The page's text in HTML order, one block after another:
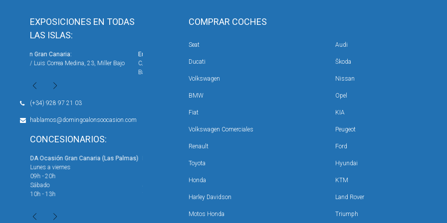
EXPOSICIONES EN TODAS
LAS ISLAS:
En Gran Canaria:
C/Diego Vega Sarmiento, 11 Edificio, Miller
En Gran Canaria:
Avenida de Canarias, nº 50, Vecindario
(+34) 928 97 21 03
hablamos@domingoalonsoocasion.com
CONCESIONARIOS:
DA Ocasión Vecindario
Lunes a viernes
09h - 13h / 16h - 19:30h
Sábado
10h - 13h
09h - 20h
COMPRAR COCHES
Seat Audi
Ducati Škoda
Volkswagen Nissan
BMW Opel
Fiat KIA
Volkswagen Comerciales Peugeot
Renault Ford
Toyota Hyundai
Honda KTM
Harley Davidson Land Rover
Motos Honda Triumph